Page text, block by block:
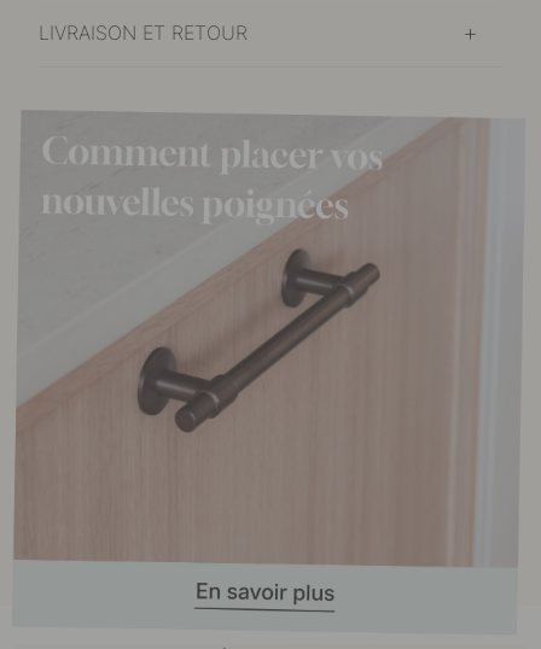
LIVRAISON ET RETOUR